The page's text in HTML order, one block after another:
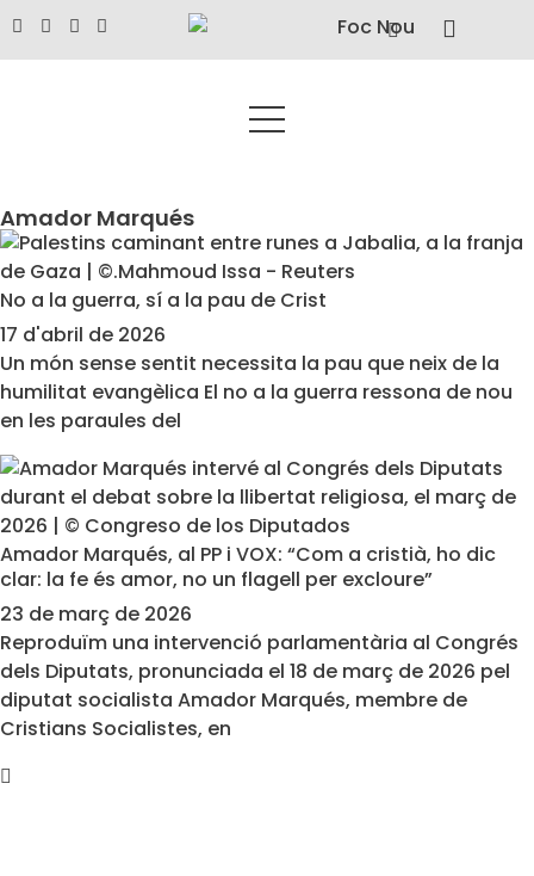
Amador Marqués
No a la guerra, sí a la pau de Crist
17 d'abril de 2026
Un món sense sentit necessita la pau que neix de la
humilitat evangèlica El no a la guerra ressona de nou
en les paraules del
Amador Marqués, al PP i VOX: “Com a cristià, ho dic
clar: la fe és amor, no un flagell per excloure”
23 de març de 2026
Reproduïm una intervenció parlamentària al Congrés
dels Diputats, pronunciada el 18 de març de 2026 pel
diputat socialista Amador Marqués, membre de
Cristians Socialistes, en